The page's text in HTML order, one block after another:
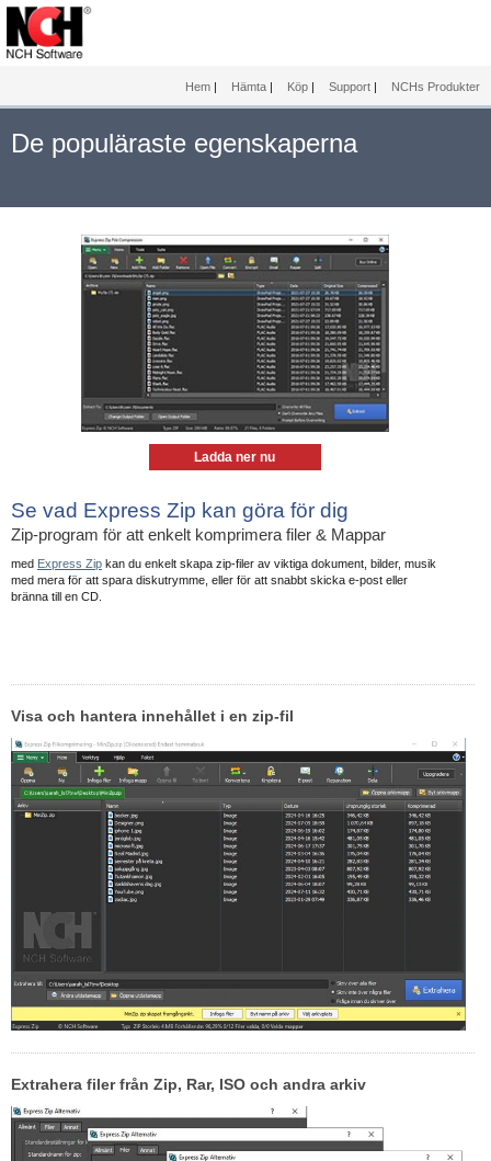
Hem | Hämta | Köp | Support | NCHs Produkter
De populäraste egenskaperna
Ladda ner nu
Se vad Express Zip kan göra för dig
Zip-program för att enkelt komprimera filer & Mappar
med Express Zip kan du enkelt skapa zip-filer av viktiga dokument, bilder, musik
med mera för att spara diskutrymme, eller för att snabbt skicka e-post eller
bränna till en CD.
Visa och hantera innehållet i en zip-fil
Extrahera filer från Zip, Rar, ISO och andra arkiv